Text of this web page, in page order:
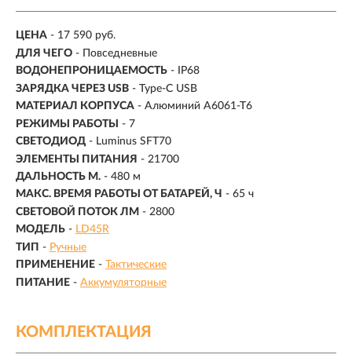
ЦЕНА - 17 590 руб.
ДЛЯ ЧЕГО - Повседневные
ВОДОНЕПРОНИЦАЕМОСТЬ - IP68
ЗАРЯДКА ЧЕРЕЗ USB - Type-C USB
МАТЕРИАЛ КОРПУСА - Алюминий A6061-T6
РЕЖИМЫ РАБОТЫ
- 7
СВЕТОДИОД - Luminus SFT70
ЭЛЕМЕНТЫ ПИТАНИЯ - 21700
ДАЛЬНОСТЬ М. - 480 м
МАКС. ВРЕМЯ РАБОТЫ ОТ БАТАРЕЙ, Ч - 65 ч
СВЕТОВОЙ ПОТОК ЛМ - 2800
МОДЕЛЬ - LD45R
ТИП - Ручные
ПРИМЕНЕНИЕ - Тактические
ПИТАНИЕ - Аккумуляторные
КОМПЛЕКТАЦИЯ